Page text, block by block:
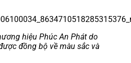
hiệu Phúc An Phát do
đồng bộ về màu sắc và